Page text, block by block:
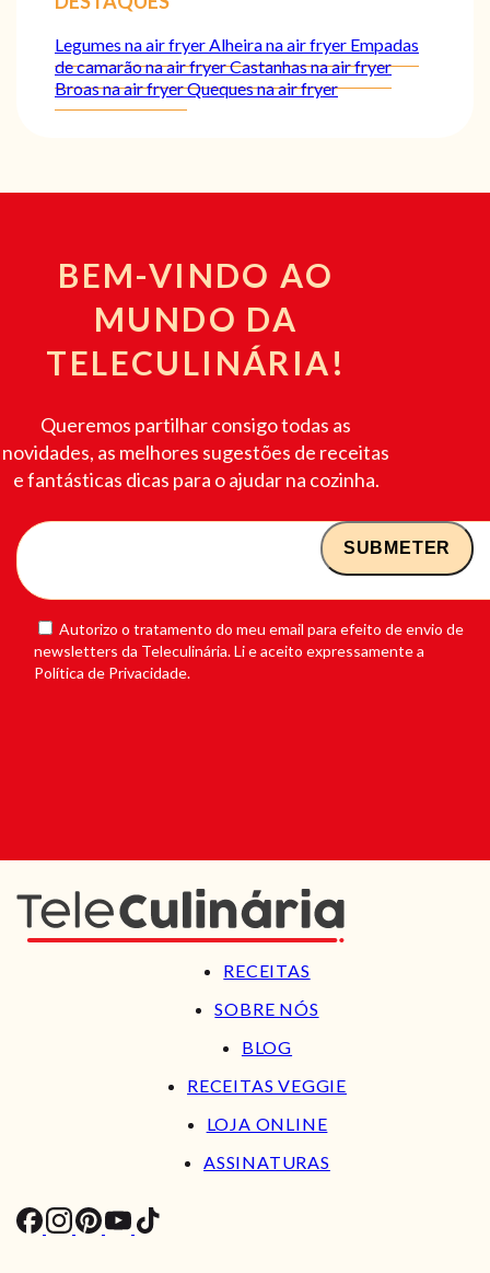
Legumes na air fryerAlheira na air fryer Empadas
de camarão na air fryerCastanhas na air fryer
Broas na air fryerQueques na air fryer
BEM-VINDO AO
MUNDO DA
TELECULINÁRIA!
Queremos partilhar consigo todas as
novidades, as melhores sugestões de receitas
e fantásticas dicas para o ajudar na cozinha.
Autorizo o tratamento do meu email para efeito de envio de
newsletters da Teleculinária. Li e aceito expressamente a
Política de Privacidade.
RECEITAS
SOBRE NÓS
BLOG
RECEITAS VEGGIE
LOJA ONLINE
ASSINATURAS